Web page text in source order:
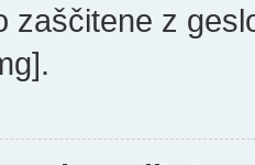
zaščitene z